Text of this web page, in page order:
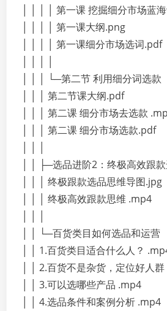
│ │ │ │ 第一课 挖掘细分市场蓝
│ │ │ │ 第一课大纲.png
│ │ │ │ 第一课细分市场选词.pdf
│ │ │ └─第二节 利用细分词选款
│ │ │ 第二节课大纲.pdf
│ │ │ 第二课 细分市场去选款
│ │ │ 第二课 细分市场选款.pdf
│ │ ├─选品进阶2：终极高效跟
│ │ │ 终极跟款选品思维导图.jpg
│ │ │ 终极高效跟款思维 .mp4
│ │ └─百货类目如何选品和运营
│ │ 1.百货类目适合什么人？
│ │ 2.百货不是杂货，定位好人
│ │ 3.可以选哪些产品 .mp4
│ │ 4.选品条件和案例分析 .mp4